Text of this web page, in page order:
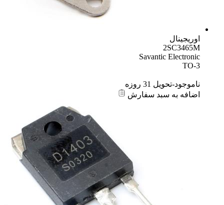
اوریجینال
2SC3465M
Savantic Electronic
TO-3
ناموجود-تحویل 31 روزه
اضافه به سبد سفارش